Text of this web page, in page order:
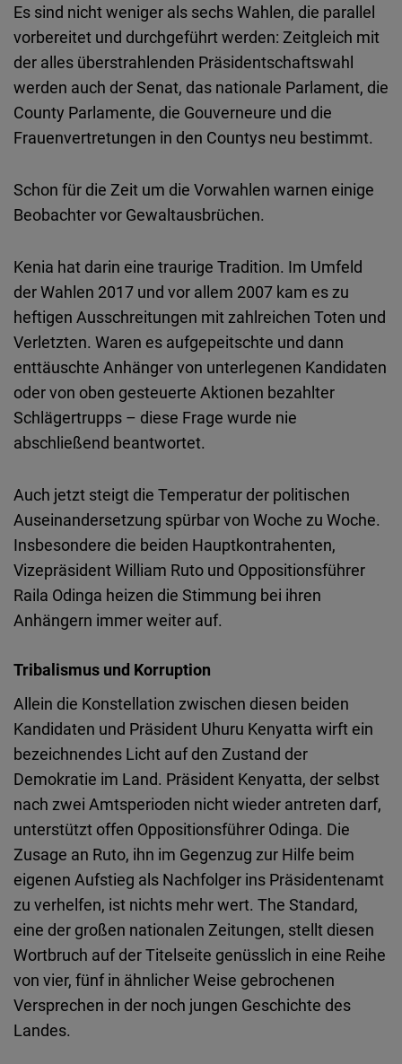
Es sind nicht weniger als sechs Wahlen, die parallel
vorbereitet und durchgeführt werden: Zeitgleich mit
der alles überstrahlenden Präsidentschaftswahl
werden auch der Senat, das nationale Parlament, die
County Parlamente, die Gouverneure und die
Frauenvertretungen in den Countys neu bestimmt.
Schon für die Zeit um die Vorwahlen warnen einige
Beobachter vor Gewaltausbrüchen.
Kenia hat darin eine traurige Tradition. Im Umfeld
der Wahlen 2017 und vor allem 2007 kam es zu
heftigen Ausschreitungen mit zahlreichen Toten und
Verletzten. Waren es aufgepeitschte und dann
enttäuschte Anhänger von unterlegenen Kandidaten
oder von oben gesteuerte Aktionen bezahlter
Schlägertrupps – diese Frage wurde nie
abschließend beantwortet.
Auch jetzt steigt die Temperatur der politischen
Auseinandersetzung spürbar von Woche zu Woche.
Insbesondere die beiden Hauptkontrahenten,
Vizepräsident William Ruto und Oppositionsführer
Raila Odinga heizen die Stimmung bei ihren
Anhängern immer weiter auf.
Tribalismus und Korruption
Allein die Konstellation zwischen diesen beiden
Kandidaten und Präsident Uhuru Kenyatta wirft ein
bezeichnendes Licht auf den Zustand der
Demokratie im Land. Präsident Kenyatta, der selbst
nach zwei Amtsperioden nicht wieder antreten darf,
unterstützt offen Oppositionsführer Odinga. Die
Zusage an Ruto, ihn im Gegenzug zur Hilfe beim
eigenen Aufstieg als Nachfolger ins Präsidentenamt
zu verhelfen, ist nichts mehr wert. The Standard,
eine der großen nationalen Zeitungen, stellt diesen
Wortbruch auf der Titelseite genüsslich in eine Reihe
von vier, fünf in ähnlicher Weise gebrochenen
Versprechen in der noch jungen Geschichte des
Landes.
Newsletter2go
Embed
Podigee
Embed
D.Vinci
Embed
Typeform
Embed